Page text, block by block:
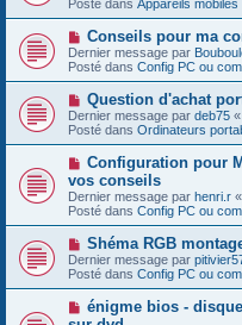
g
e
m
e
s
s
a
g
e
v
a
u
m
e
s
s
a
g
e
Posté dans Appareils mobiles
N
o
u
v
a
u
m
e
s
s
a
g
e
Conseils pour ma
Dernier message par
Posté dans Config PC ou
N
o
u
v
a
u
m
e
s
s
a
g
e
Question d'achat
Dernier message par deb75 «
Posté dans Ordinateurs
N
u
v
e
a
u
m
e
s
s
a
Configuration pour
vos conseils
Dernier message par henri.r «
Posté dans Config PC ou
N
o
u
v
a
Shéma RGB
Dernier message par
Posté dans Config PC ou
Nénigme bios -